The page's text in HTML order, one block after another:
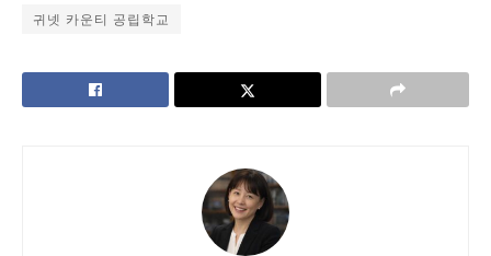
귀넷 카운티 공립학교